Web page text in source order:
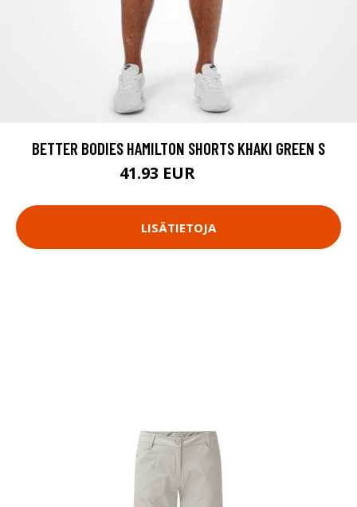
BETTER BODIES HAMILTON SHORTS KHAKI GREEN S
41.93 EUR
LISÄTIETOJA